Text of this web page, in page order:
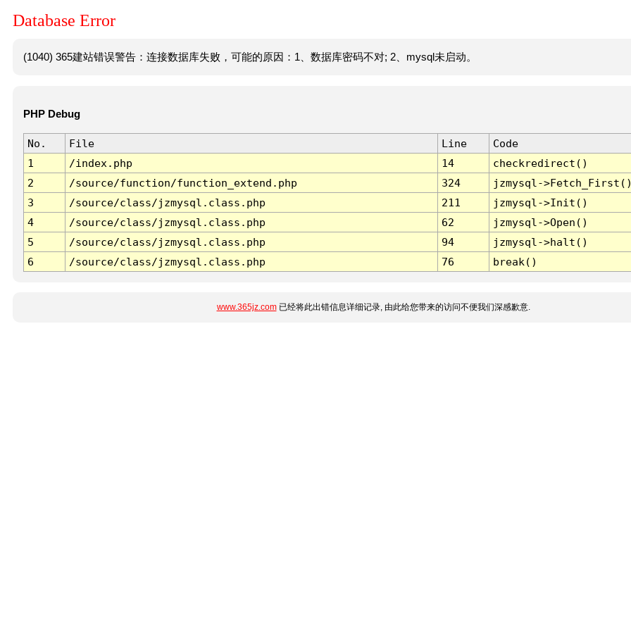
Database Error
(1040) 365建站错误警告：连接数据库失败，可能的原因：1、数据库密码不对; 2、mysql未启动。
PHP Debug
No. File Line
Code
1
/index.php 14
checkredirect()
2
/source/function/function_extend.php 324
jzmysql-
3
/source/class/jzmysql.class.php 211
jzmysql->Init()
4
/source/class/jzmysql.class.php 62
jzmysql->Open()
5
/source/class/jzmysql.class.php 94
jzmysql->halt()
6
/source/class/jzmysql.class.php 76 break()
www.365jz.com已经将此出错信息详细记录, 由此给您带来的访问不便我们深感歉意.